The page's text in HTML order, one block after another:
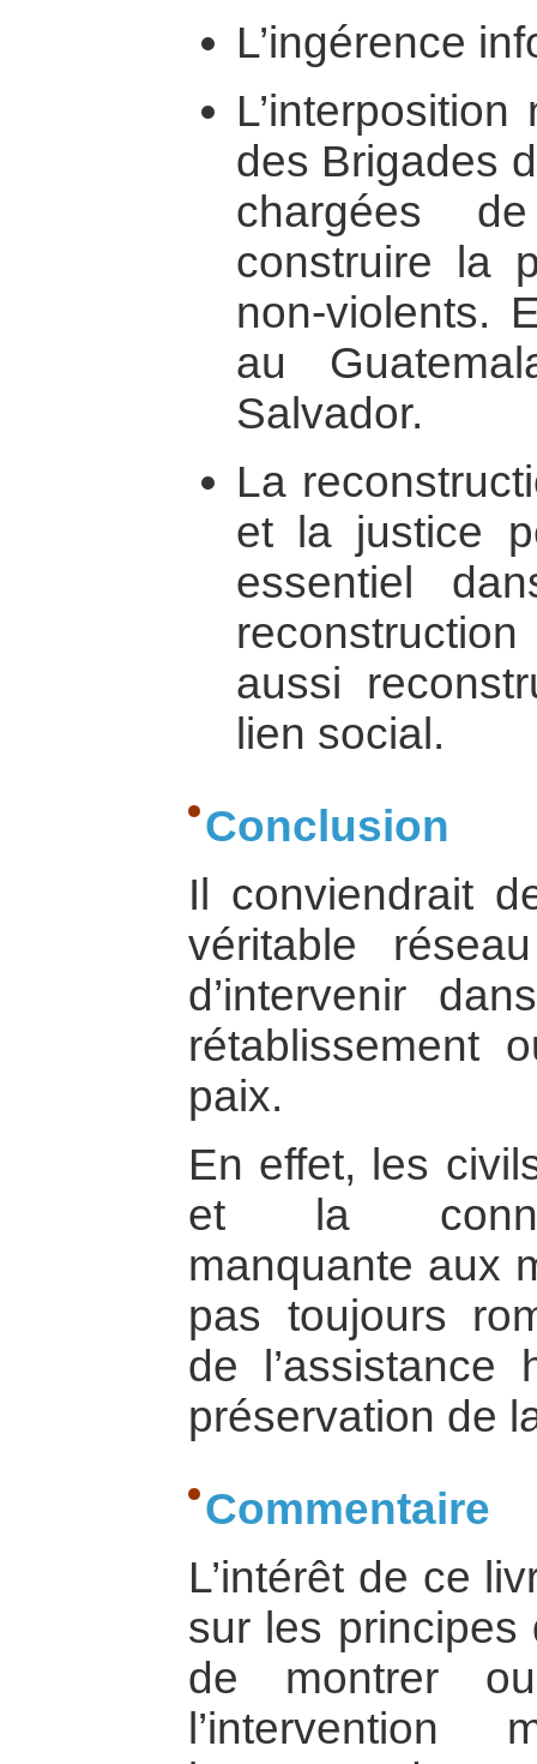
L’ingérence
des Brigades
chargées
construire la
non-violents.
au
Salvador.
La
et la justice
essentiel
aussi
lien social.
Conclusion
Il conviendrait
véritable
d’intervenir
rétablissement
paix.
En effet, les
et la
manquante aux
pas toujours
de l’assistance
préservation de
Commentaire
L’intérêt de ce
sur les principes
de montrer
l’intervention